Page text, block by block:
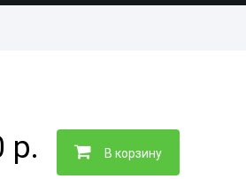
ферм
кондитерского
офисов
р. В корзину